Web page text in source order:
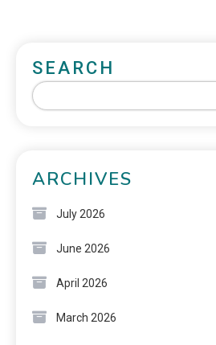
SEARCH
ARCHIVES
July 2026
June 2026
April 2026
March 2026